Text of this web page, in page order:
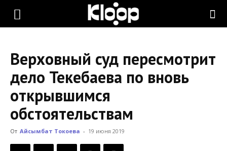
KLOOP.KG
Новости
Кыргызстана
Верховный суд пересмотрит
дело Текебаева по вновь
открывшимся
обстоятельствам
От Айсымбат Токоева - 19 июня 2019